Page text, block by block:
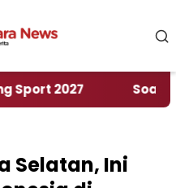
‎Soal Rencana
Selatan, Ini